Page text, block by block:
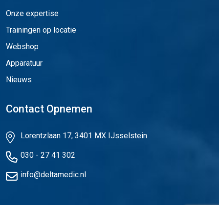
Onze expertise
Trainingen op locatie
Webshop
Apparatuur
Nieuws
Contact Opnemen
Lorentzlaan 17, 3401 MX IJsselstein
030 - 27 41 302
info@deltamedic.nl